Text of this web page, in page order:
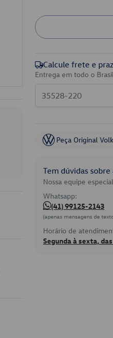
Calcule frete e
Entrega em todo o
Peça Original
Tem dúvidas
Nossa equipe
Whatsapp:
(41) 99125-2143
(apenas mensagens de
Horário de
Segunda à sexta,